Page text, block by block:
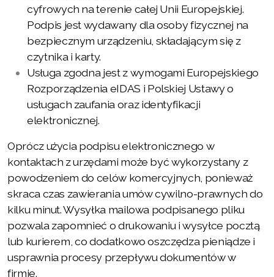
cyfrowych na terenie całej Unii Europejskiej.
Podpis jest wydawany dla osoby fizycznej na
bezpiecznym urządzeniu, składającym się z
czytnika i karty.
Usługa zgodna jest z wymogami Europejskiego
Rozporządzenia eIDAS i Polskiej Ustawy o
usługach zaufania oraz identyfikacji
elektronicznej.
Oprócz użycia podpisu elektronicznego w
kontaktach z urzędami może być wykorzystany z
powodzeniem do celów komercyjnych, ponieważ
skraca czas zawierania umów cywilno-prawnych do
kilku minut. Wysyłka mailowa podpisanego pliku
pozwala zapomnieć o drukowaniu i wysyłce pocztą
lub kurierem, co dodatkowo oszczędza pieniądze i
usprawnia procesy przepływu dokumentów w
firmie.